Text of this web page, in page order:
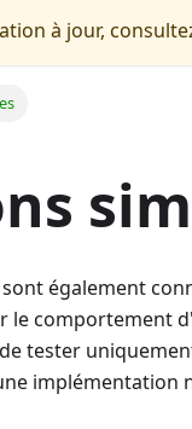
à jour,
également
le comportement
tester
implémentation